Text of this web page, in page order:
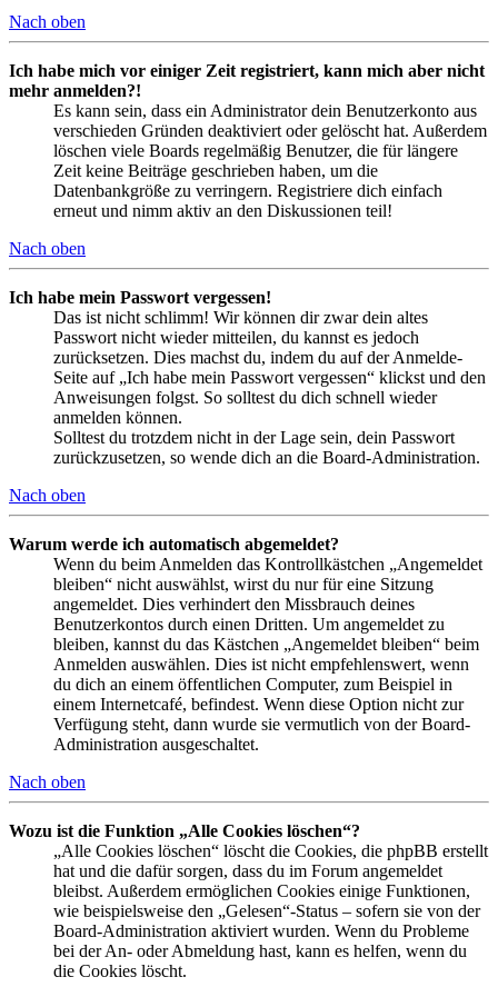
Nach oben
Ich habe mich vor einiger Zeit registriert, kann mich aber nicht
mehr anmelden?!
Es kann sein, dass ein Administrator dein Benutzerkonto aus
verschieden Gründen deaktiviert oder gelöscht hat. Außerdem
löschen viele Boards regelmäßig Benutzer, die für längere
Zeit keine Beiträge geschrieben haben, um die
Datenbankgröße zu verringern. Registriere dich einfach
erneut und nimm aktiv an den Diskussionen teil!
Nach oben
Ich habe mein Passwort vergessen!
Das ist nicht schlimm! Wir können dir zwar dein altes
Passwort nicht wieder mitteilen, du kannst es jedoch
zurücksetzen. Dies machst du, indem du auf der Anmelde-
Seite auf „Ich habe mein Passwort vergessen“ klickst und den
Anweisungen folgst. So solltest du dich schnell wieder
anmelden können.
Solltest du trotzdem nicht in der Lage sein, dein Passwort
zurückzusetzen, so wende dich an die Board-Administration.
Nach oben
Warum werde ich automatisch abgemeldet?
Wenn du beim Anmelden das Kontrollkästchen „Angemeldet
bleiben“ nicht auswählst, wirst du nur für eine Sitzung
angemeldet. Dies verhindert den Missbrauch deines
Benutzerkontos durch einen Dritten. Um angemeldet zu
bleiben, kannst du das Kästchen „Angemeldet bleiben“ beim
Anmelden auswählen. Dies ist nicht empfehlenswert, wenn
du dich an einem öffentlichen Computer, zum Beispiel in
einem Internetcafé, befindest. Wenn diese Option nicht zur
Verfügung steht, dann wurde sie vermutlich von der Board-
Administration ausgeschaltet.
Nach oben
Wozu ist die Funktion „Alle Cookies löschen“?
„Alle Cookies löschen“ löscht die Cookies, die phpBB erstellt
hat und die dafür sorgen, dass du im Forum angemeldet
bleibst. Außerdem ermöglichen Cookies einige Funktionen,
wie beispielsweise den „Gelesen“-Status – sofern sie von der
Board-Administration aktiviert wurden. Wenn du Probleme
bei der An- oder Abmeldung hast, kann es helfen, wenn du
die Cookies löscht.